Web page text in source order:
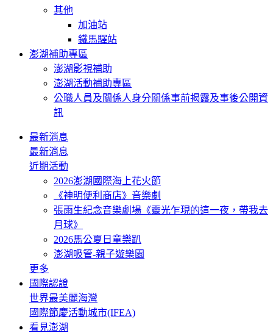
其他
加油站
鐵馬驛站
澎湖補助專區
澎湖影視補助
澎湖活動補助專區
公職人員及關係人身分關係事前揭露及事後公開資
訊
最新消息
最新消息
近期活動
2026澎湖國際海上花火節
《神明便利商店》音樂劇
張雨生紀念音樂劇場《靈光乍現的這一夜，帶我去
月球》
2026馬公夏日童樂趴
澎湖吸管-親子遊樂園
更多
國際認證
世界最美麗海灣
國際節慶活動城市(IFEA)
看見澎湖